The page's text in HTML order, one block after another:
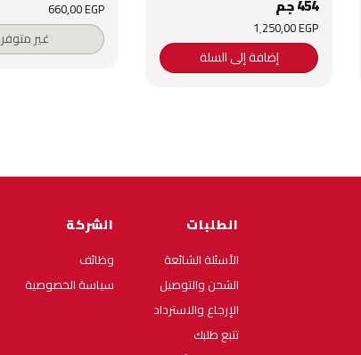
454 جم
1٬250٫00EGP
إضافة إلى السلة
660٫00EGP
غير متوفر
الطلبات
الأسئلة الشائعة
الشحن والتوصيل
الإرجاع والاسترداد
تتبع طلبك
الشركة
وظائف
سياسة الخصوصية